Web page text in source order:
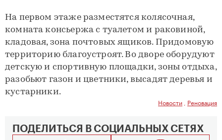
На первом этаже разместятся колясочная,
комната консьержа с туалетом и раковиной,
кладовая, зона почтовых ящиков. Придомовую
территорию благоустроят. Во дворе оборудуют
детскую и спортивную площадки, зоны отдыха,
разобьют газон и цветники, высадят деревья и
кустарники.
Новости Реновация
ПОДЕЛИТЬСЯ В СОЦИАЛЬНЫХ СЕТЯХ